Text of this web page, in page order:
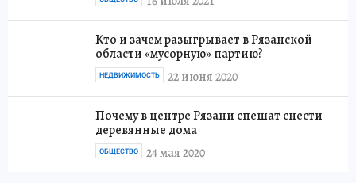
Кто и зачем разыгрывает в Рязанской
области «мусорную» партию?
22 июня 2020
НЕДВИЖИМОСТЬ
Почему в центре Рязани спешат снести
деревянные дома
24 мая 2020
ОБЩЕСТВО